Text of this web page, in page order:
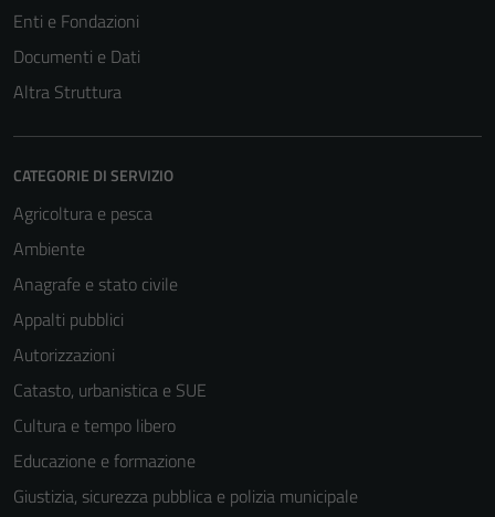
Enti e Fondazioni
Documenti e Dati
Altra Struttura
CATEGORIE DI SERVIZIO
Agricoltura e pesca
Ambiente
Anagrafe e stato civile
Appalti pubblici
Autorizzazioni
Catasto, urbanistica e SUE
Cultura e tempo libero
Educazione e formazione
Giustizia, sicurezza pubblica e polizia municipale